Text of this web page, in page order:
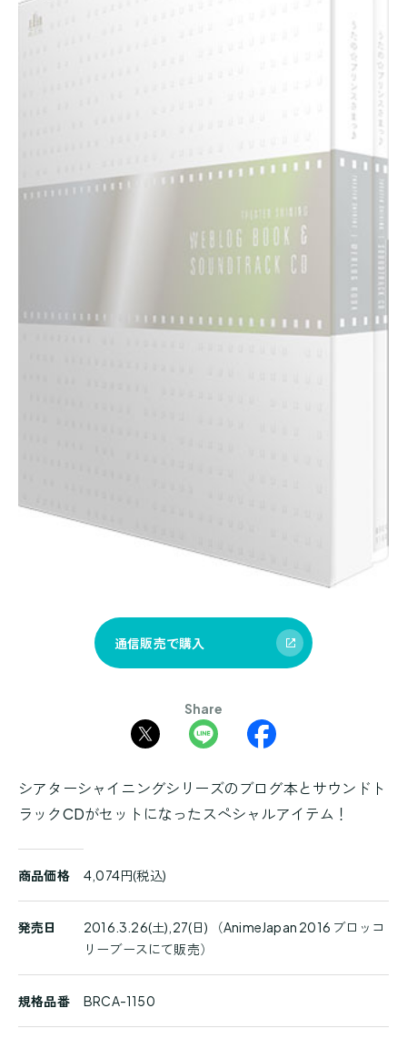
通信販売で購入
Share
シアターシャイニングシリーズのブログ本とサウンドト
ラックCDがセットになったスペシャルアイテム！
品
詳
細
商品価格 4,074円(税込)
発売日
2016.3.26(土),27(日) （AnimeJapan 2016 ブロッコ
リーブースにて販売）
規格品番 BRCA-1150